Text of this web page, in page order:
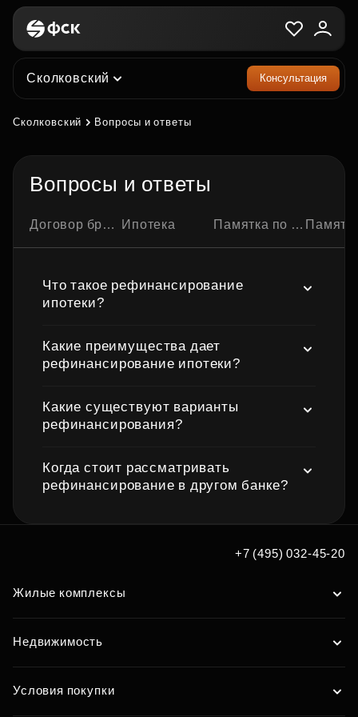
Сколковский Консультация
Сколковский Вопросы и ответы
Вопросы и ответы
Договор бронирования квартиры Ипотека Памятка по ипотечной сделке Памятка по
Что такое рефинансирование
ипотеки?
Какие преимущества дает
рефинансирование ипотеки?
Какие существуют варианты
рефинансирования?
Когда стоит рассматривать
рефинансирование в другом банке?
+7 (495) 032-45-20
Жилые комплексы
Недвижимость
Условия покупки